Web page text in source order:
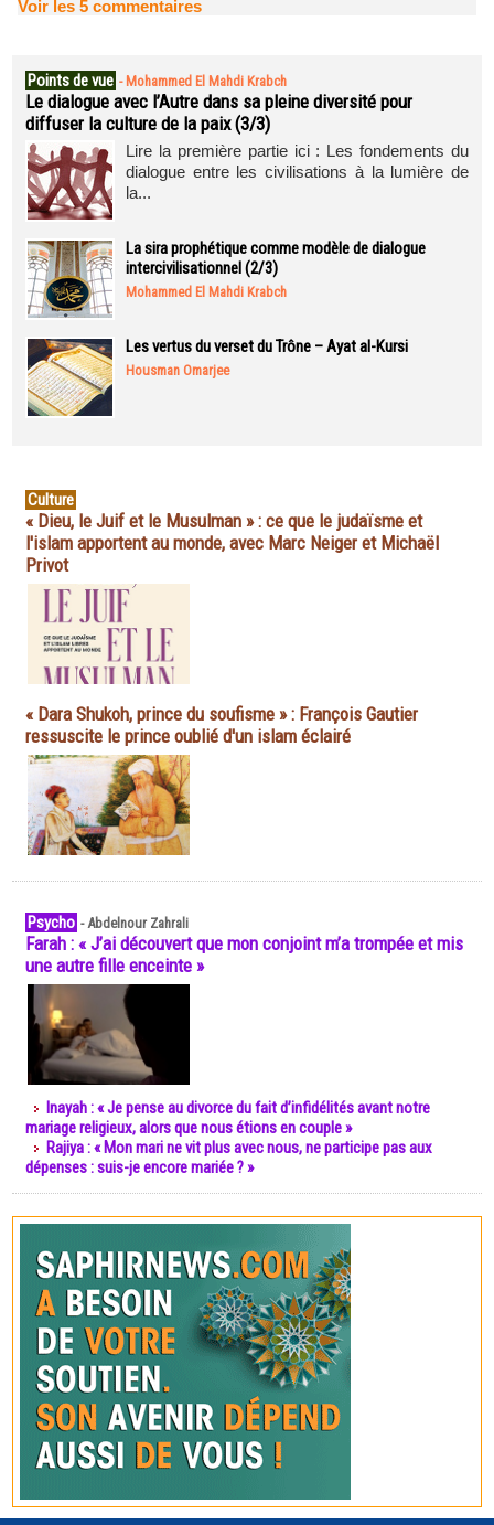
Voir les 5 commentaires
Points de vue - Mohammed El Mahdi Krabch
Le dialogue avec l’Autre dans sa pleine diversité pour
diffuser la culture de la paix (3/3)
Lire la première partie ici : Les fondements du
dialogue entre les civilisations à la lumière de
la...
La sira prophétique comme modèle de dialogue
intercivilisationnel (2/3)
Mohammed El Mahdi Krabch
Les vertus du verset du Trône – Ayat al-Kursi
Housman Omarjee
Culture
« Dieu, le Juif et le Musulman » : ce que le judaïsme et
l'islam apportent au monde, avec Marc Neiger et Michaël
Privot
« Dara Shukoh, prince du soufisme » : François Gautier
ressuscite le prince oublié d'un islam éclairé
Psycho -Abdelnour Zahrali
Farah : « J’ai découvert que mon conjoint m’a trompée et mis
une autre fille enceinte »
Inayah : « Je pense au divorce du fait d’infidélités avant notre
mariage religieux, alors que nous étions en couple »
Rajiya : « Mon mari ne vit plus avec nous, ne participe pas aux
dépenses : suis-je encore mariée ? »